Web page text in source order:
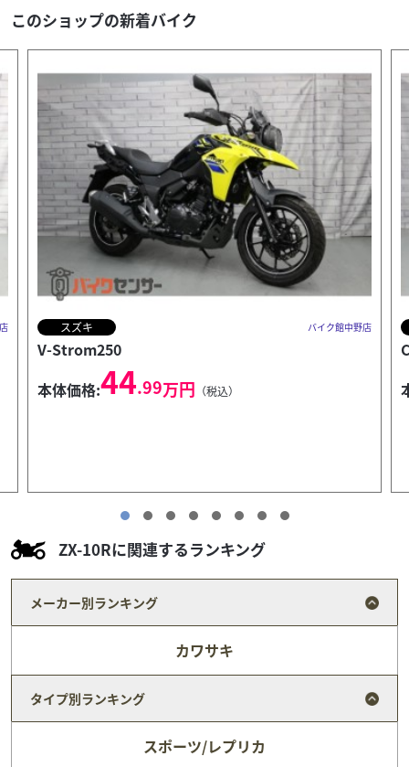
このショップの新着バイク
ホンダ バイク館中野店
CB125R
本体価格:28.99万円 （税込）
ZX-10Rに関連するランキング
メーカー別ランキング
カワサキ
タイプ別ランキング
スポーツ/レプリカ